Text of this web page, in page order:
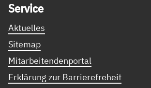
Ser­vice
Aktuelles
Sitemap
Mitarbeitendenportal
Erklärung zur Barrierefreheit